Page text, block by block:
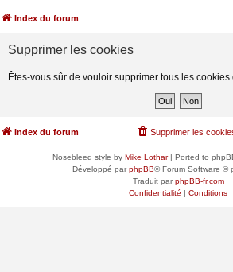
Index du forum
Supprimer les cookies
Êtes-vous sûr de vouloir supprimer tous les cookies
Index du forum Supprimer les
Nosebleed style by Mike Lothar| Ported to
Développé parphpBB® Forum Software ©
Traduit parphpBB-fr.com
Confidentialité | Conditions